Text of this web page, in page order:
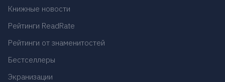
Книжные новости
Рейтинги ReadRate
Рейтинги от знаменитостей
Бестселлеры
Экранизации